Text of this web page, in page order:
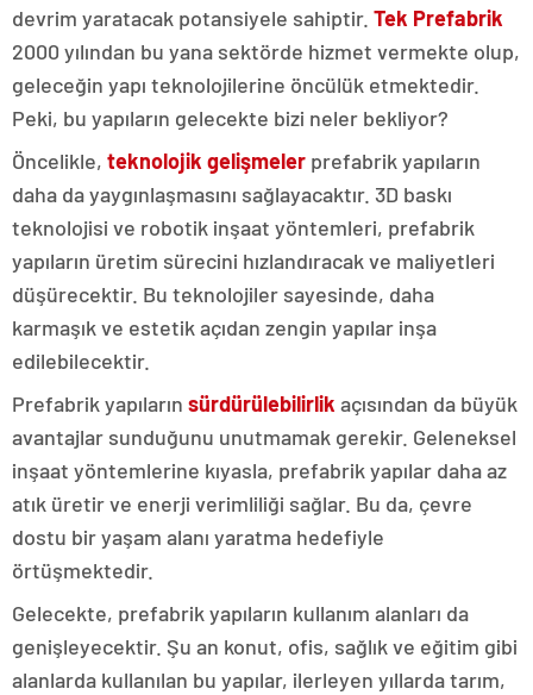
devrim yaratacak potansiyele sahiptir. Tek Prefabrik
2000 yılından bu yana sektörde hizmet vermekte olup,
geleceğin yapı teknolojilerine öncülük etmektedir.
Peki, bu yapıların gelecekte bizi neler bekliyor?
Öncelikle, teknolojik gelişmeler prefabrik yapıların
daha da yaygınlaşmasını sağlayacaktır. 3D baskı
teknolojisi ve robotik inşaat yöntemleri, prefabrik
yapıların üretim sürecini hızlandıracak ve maliyetleri
düşürecektir. Bu teknolojiler sayesinde, daha
karmaşık ve estetik açıdan zengin yapılar inşa
edilebilecektir.
Prefabrik yapıların sürdürülebilirlik açısından da büyük
avantajlar sunduğunu unutmamak gerekir. Geleneksel
inşaat yöntemlerine kıyasla, prefabrik yapılar daha az
atık üretir ve enerji verimliliği sağlar. Bu da, çevre
dostu bir yaşam alanı yaratma hedefiyle
örtüşmektedir.
Gelecekte, prefabrik yapıların kullanım alanları da
genişleyecektir. Şu an konut, ofis, sağlık ve eğitim gibi
alanlarda kullanılan bu yapılar, ilerleyen yıllarda tarım,